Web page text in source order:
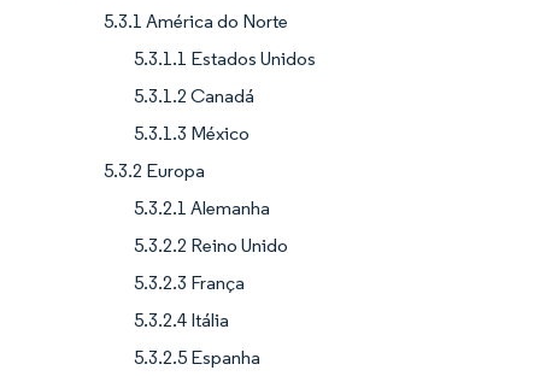
5.3.1 América do Norte
5.3.1.1 Estados Unidos
5.3.1.2 Canadá
5.3.1.3 México
5.3.2 Europa
5.3.2.1 Alemanha
5.3.2.2 Reino Unido
5.3.2.3 França
5.3.2.4 Itália
5.3.2.5 Espanha